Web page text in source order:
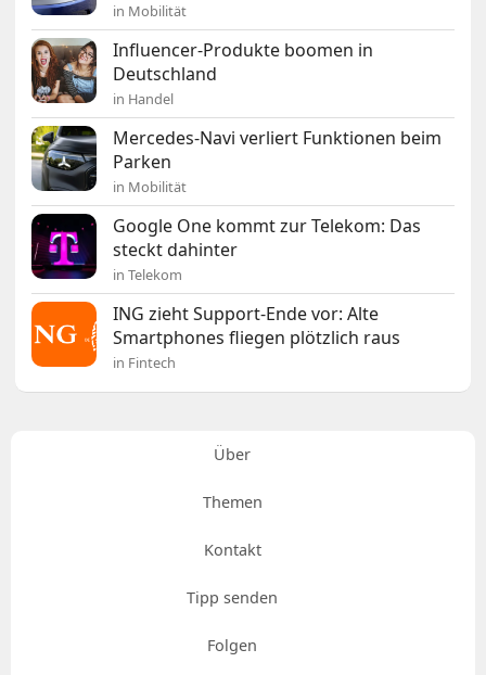
in Mobilität
Influencer-Produkte boomen in
Deutschland
in Handel
Mercedes-Navi verliert Funktionen beim
Parken
in Mobilität
Google One kommt zur Telekom: Das
steckt dahinter
in Telekom
ING zieht Support-Ende vor: Alte
Smartphones fliegen plötzlich raus
in Fintech
Über
Themen
Kontakt
Tipp senden
Folgen